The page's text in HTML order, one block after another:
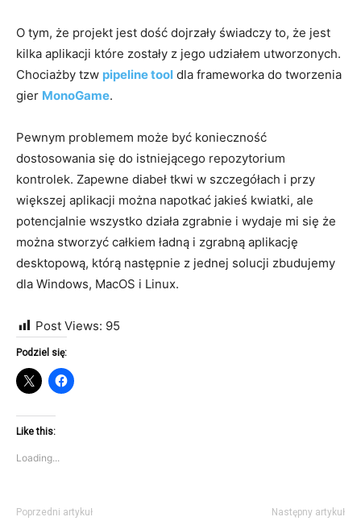
O tym, że projekt jest dość dojrzały świadczy to, że jest
kilka aplikacji które zostały z jego udziałem utworzonych.
Chociażby tzw pipeline tool dla frameworka do tworzenia
gier MonoGame.
Pewnym problemem może być konieczność
dostosowania się do istniejącego repozytorium
kontrolek. Zapewne diabeł tkwi w szczegółach i przy
większej aplikacji można napotkać jakieś kwiatki, ale
potencjalnie wszystko działa zgrabnie i wydaje mi się że
można stworzyć całkiem ładną i zgrabną aplikację
desktopową, którą następnie z jednej solucji zbudujemy
dla Windows, MacOS i Linux.
Post Views: 95
Podziel się:
Like this:
Loading...
Poprzedni artykuł Następny artykuł